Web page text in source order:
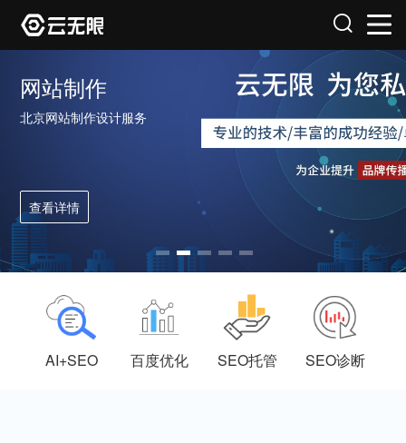
网站制作
北京网站制作设计服务
查看详情
AI+SEO 百度优化 SEO托管 SEO诊断